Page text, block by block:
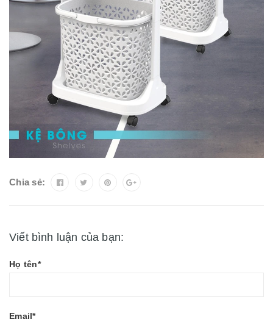
Chia sẻ:
Viết bình luận của bạn:
Họ tên*
Email*